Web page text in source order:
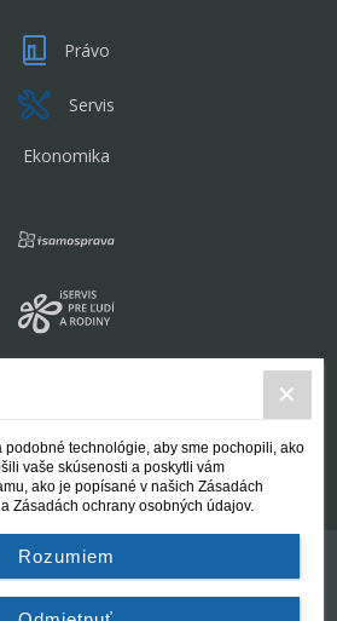
Právo
Servis
Ekonomika
Kontakt
podmienky
podobné technológie, aby sme pochopili, ako
vaše skúsenosti a poskytli vám
ako je popísané v našich Zásadách
Zásadách ochrany osobných údajov.
Rozumiem